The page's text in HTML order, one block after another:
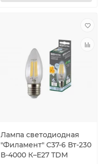
Лампа светодиодная
"Филамент" С37-6 Вт-230
В-4000 К–E27 TDM